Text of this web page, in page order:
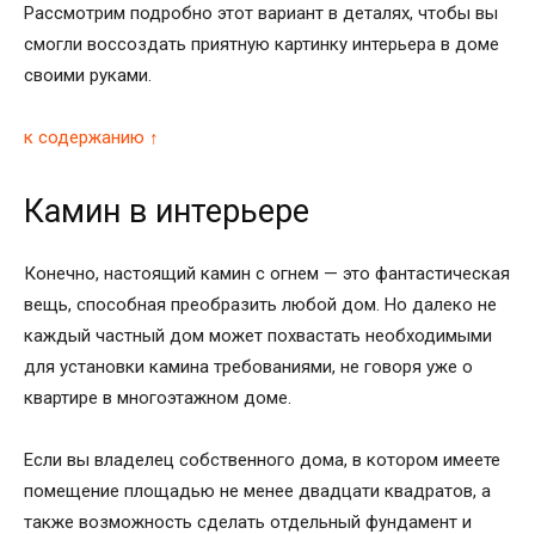
Рассмотрим подробно этот вариант в деталях, чтобы вы
смогли воссоздать приятную картинку интерьера в доме
своими руками.
к содержанию ↑
Камин в интерьере
Конечно, настоящий камин с огнем — это фантастическая
вещь, способная преобразить любой дом. Но далеко не
каждый частный дом может похвастать необходимыми
для установки камина требованиями, не говоря уже о
квартире в многоэтажном доме.
Если вы владелец собственного дома, в котором имеете
помещение площадью не менее двадцати квадратов, а
также возможность сделать отдельный фундамент и